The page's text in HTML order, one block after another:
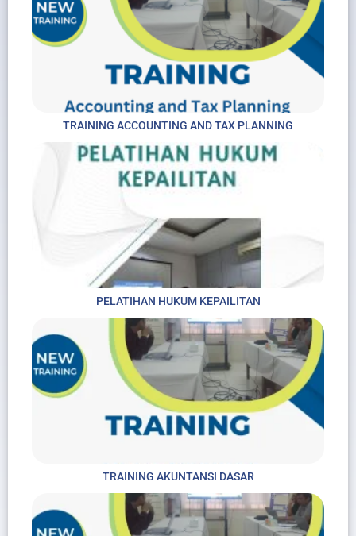
TRAINING ACCOUNTING AND TAX PLANNING
PELATIHAN HUKUM KEPAILITAN
TRAINING AKUNTANSI DASAR